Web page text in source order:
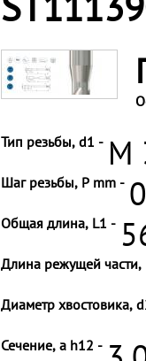
Тип резьбы, d1 - M
Шаг резьбы, P mm -
Общая длина, L1 -
Длина режущей части,
Диаметр хвостовика,
Сечение, a h12 -